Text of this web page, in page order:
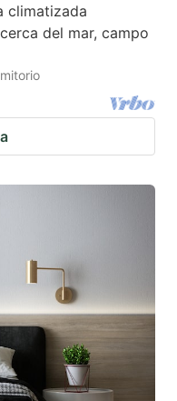
climatizada
del mar, campo